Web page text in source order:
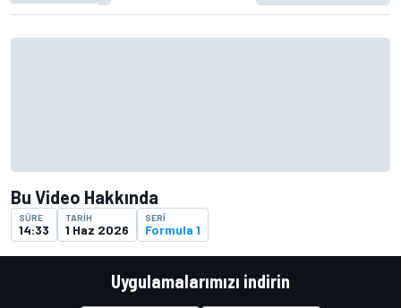
Bu Video Hakkında
SÜRE
14:33
TARIH
1 Haz 2026
SERI
Formula 1
Uygulamalarımızı indirin